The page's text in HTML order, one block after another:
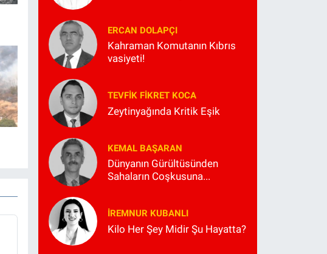
ERCAN DOLAPÇI
Kahraman Komutanın Kıbrıs
vasiyeti!
TEVFIK FIKRET KOCA
Zeytinyağında Kritik Eşik
KEMAL BAŞARAN
Dünyanın Gürültüsünden
Sahaların Coşkusuna...
İREMNUR KUBANLI
Kilo Her Şey Midir Şu Hayatta?